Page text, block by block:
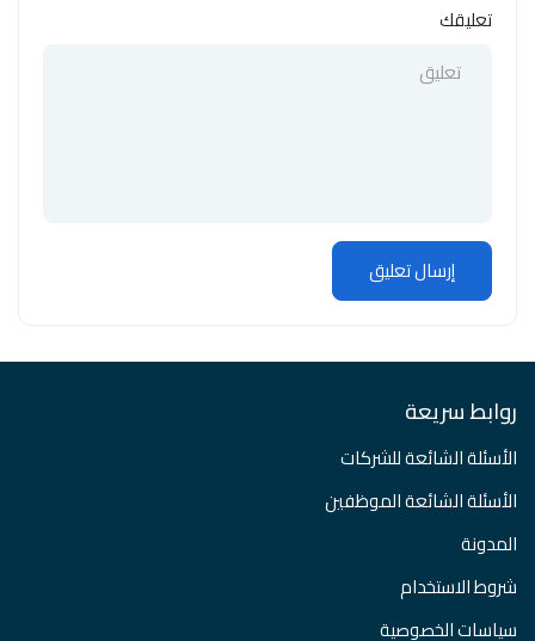
تعليقك
روابط سريعة
الأسئلة الشائعة للشركات
الأسئلة الشائعة الموظفين
المدونة
شروط الاستخدام
سياسات الخصوصية